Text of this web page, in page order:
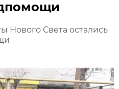
Нового Света остались